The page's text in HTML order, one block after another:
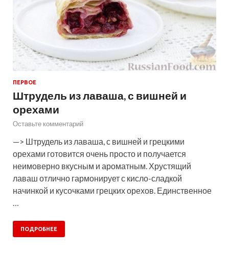
ПЕРВОЕ
Штрудель из лаваша, с вишней и
орехами
Оставьте комментарий
—> Штрудель из лаваша, с вишней и грецкими
орехами готовится очень просто и получается
неимоверно вкусным и ароматным. Хрустящий
лаваш отлично гармонирует с кисло-сладкой
начинкой и кусочками грецких орехов. Единственное
…
ПОДРОБНЕЕ